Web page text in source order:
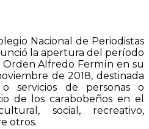
Nacional de Periodistas
la apertura del período
Alfredo Fermín en su
de 2018, destinada
servicios de personas o
de los carabobeños en el
social, recreativo,
otros.